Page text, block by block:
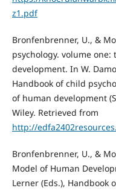
z1.pdf
Bronfenbrenner, U., &
psychology. volume
development. In W.
Handbook of child
of human development
Wiley. Retrieved from
http://
Bronfenbrenner, U., &
Model of Human
Lerner (Eds.), Handbook